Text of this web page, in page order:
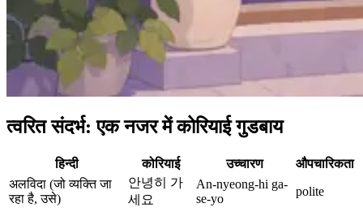
त्वरित संदर्भ: एक नजर में कोरियाई गुडबाय
हिन्दी कोरियाई उच्चारण
औपचारिकता
अलविदा (जो व्यक्ति जा
रहा है, उसे)
안녕히 가
세요
An-nyeong-hi ga-
se-yo
polite